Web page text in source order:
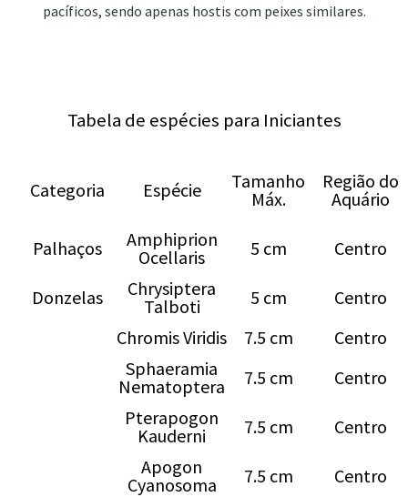
pacíficos, sendo apenas hostis com peixes similares.
Tabela de espécies para Iniciantes
Categoria Espécie
Tamanho
Máx.
Região do
Aquário
Palhaços
Amphiprion
Ocellaris
5 cm Centro
Donzelas
Chrysiptera
Talboti
5 cm
Centro
Chromis Viridis
7.5 cm
Centro
Sphaeramia
Nematoptera
7.5 cm
Centro
Pterapogon
Kauderni
7.5 cm
Centro
Apogon
Cyanosoma
7.5 cm Centro